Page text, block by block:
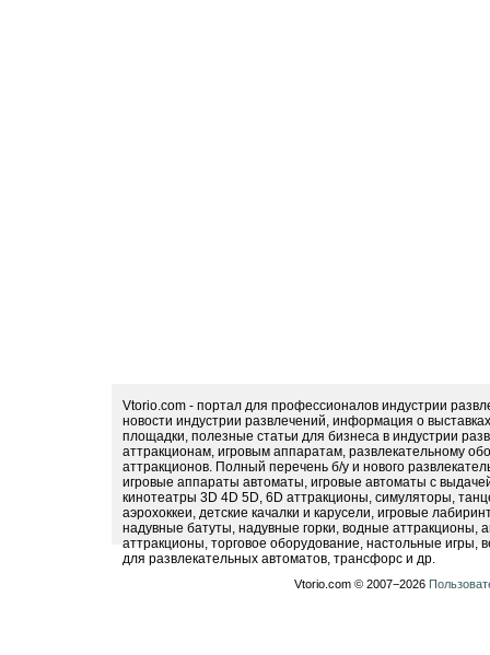
Vtorio.com - портал для профессионалов индустрии
новости индустрии развлечений, информация о
площадки, полезные статьи для бизнеса в индустрии
аттракционам, игровым аппаратам, развлекательному
аттракционов. Полный перечень б/у и нового
игровые аппараты автоматы, игровые автоматы с
кинотеатры 3D 4D 5D, 6D аттракционы, симуляторы,
аэрохоккеи, детские качалки и карусели, игровые
надувные батуты, надувные горки, водные
аттракционы, торговое оборудование, настольные игры,
для развлекательных автоматов, трансфорс и др.
Vtorio.com © 2007−2026